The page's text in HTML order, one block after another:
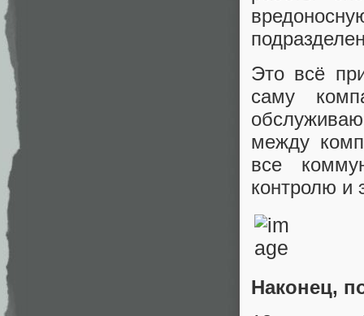
Это всё
саму
между
все
контролю и
Наконец,